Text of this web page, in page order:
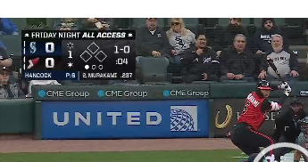
動
画
プ
レ
ー
ー